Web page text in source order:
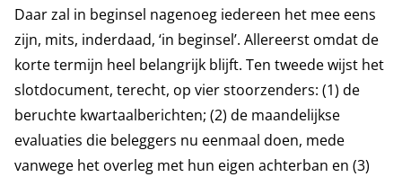
Daar zal in beginsel nagenoeg iedereen het mee eens
zijn, mits, inderdaad, ‘in beginsel’. Allereerst omdat de
korte termijn heel belangrijk blijft. Ten tweede wijst het
slotdocument, terecht, op vier stoorzenders: (1) de
beruchte kwartaalberichten; (2) de maandelijkse
evaluaties die beleggers nu eenmaal doen, mede
vanwege het overleg met hun eigen achterban en (3)